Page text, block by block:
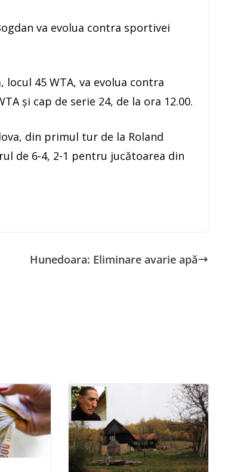
va evolua contra sportivei
45 WTA, va evolua contra
şi cap de serie 24, de la ora 12.00.
din primul tur de la Roland
de 6-4, 2-1 pentru jucătoarea din
Hunedoara: Eliminare avarie apă